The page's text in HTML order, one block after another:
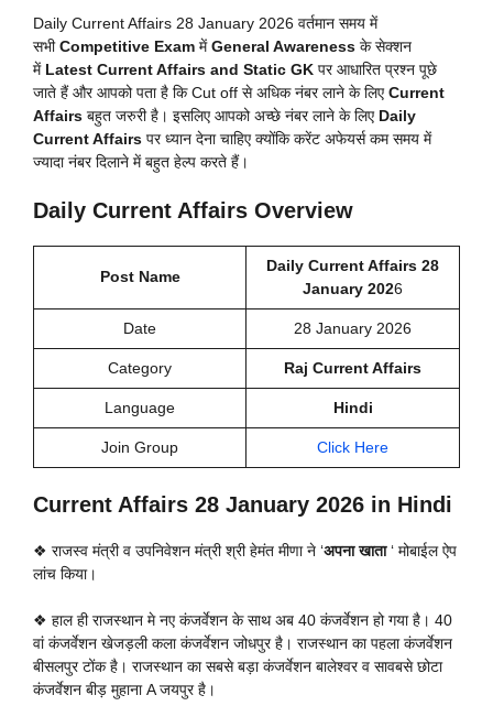
Daily Current Affairs 28 January 2026 वर्तमान समय में
सभीCompetitive Exam मेंGeneral Awareness के सेक्शन
में Latest Current Affairs and Static GK पर आधारित प्रश्न पूछे
जाते हैं और आपको पता है कि Cut off से अधिक नंबर लाने के लिएCurrent
Affairs बहुत जरुरी है। इसलिए आपको अच्छे नंबर लाने के लिए Daily
Current Affairs पर ध्यान देना चाहिए क्योंकि करेंट अफेयर्स कम समय में
ज्यादा नंबर दिलाने में बहुत हेल्प करते हैं।
Daily Current Affairs Overview
Post Name
Daily Current Affairs 28
January 2026
Date 28 January 2026
Category Raj Current Affairs
Language Hindi
Join Group Click Here
Current Affairs 28 January 2026 in Hindi
❖ राजस्व मंत्री व उपनिवेशन मंत्री श्री हेमंत मीणा ने ‘अपना खाता‘ मोबाईल ऐप
लांच किया।
❖ हाल ही राजस्थान मे नए कंजर्वेशन के साथ अब 40 कंजर्वेशन हो गया है। 40
वां कंजर्वेशन खेजड़ली कला कंजर्वेशन जोधपुर है। राजस्थान का पहला कंजर्वेशन
बीसलपुर टोंक है। राजस्थान का सबसे बड़ा कंजर्वेशन बालेश्वर व सावबसे छोटा
कंजर्वेशन बीड़ मुहाना A जयपुर है।